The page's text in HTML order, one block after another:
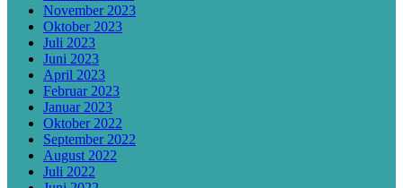
November 2023
Oktober 2023
Juli 2023
Juni 2023
April 2023
Februar 2023
Januar 2023
Oktober 2022
September 2022
August 2022
Juli 2022